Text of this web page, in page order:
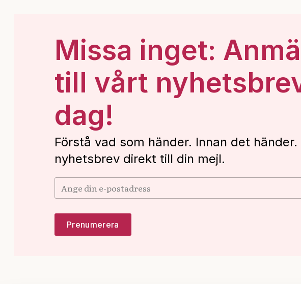
Missa inget:
till vårt
dag!
Förstå vad som händer. Innan det händer.
nyhetsbrev direkt till din mejl.